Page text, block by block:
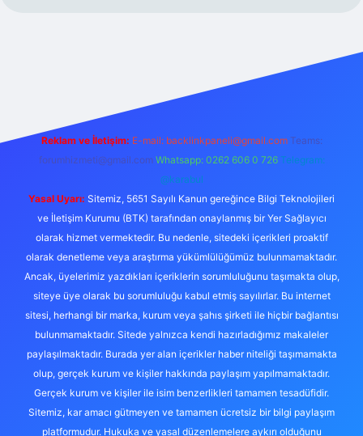
Reklam ve İletişim: E-mail: backlinkpaneli@gmail.com Teams:
forumhizmeti@gmail.com Whatsapp: 0262 606 0 726 Telegram:
@karabul
Yasal Uyarı: Sitemiz, 5651 Sayılı Kanun gereğince Bilgi Teknolojileri
ve İletişim Kurumu (BTK) tarafından onaylanmış bir Yer Sağlayıcı
olarak hizmet vermektedir. Bu nedenle, sitedeki içerikleri proaktif
olarak denetleme veya araştırma yükümlülüğümüz bulunmamaktadır.
Ancak, üyelerimiz yazdıkları içeriklerin sorumluluğunu taşımakta olup,
siteye üye olarak bu sorumluluğu kabul etmiş sayılırlar. Bu internet
sitesi, herhangi bir marka, kurum veya şahıs şirketi ile hiçbir bağlantısı
bulunmamaktadır. Sitede yalnızca kendi hazırladığımız makaleler
paylaşılmaktadır. Burada yer alan içerikler haber niteliği taşımamakta
olup, gerçek kurum ve kişiler hakkında paylaşım yapılmamaktadır.
Gerçek kurum ve kişiler ile isim benzerlikleri tamamen tesadüfidir.
Sitemiz, kar amacı gütmeyen ve tamamen ücretsiz bir bilgi paylaşım
platformudur. Hukuka ve yasal düzenlemelere aykırı olduğunu